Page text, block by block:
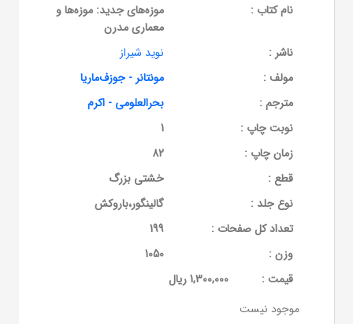
نام کتاب :
موزه‌های جدید: موزه‌ها و
معماری مدرن
ناشر :
نوید شیراز
مولف :
مونتانر - جوزف‌ماریا
مترجم :
بحرالعلومی - اکرم
نوبت چاپ :
1
زمان چاپ :
82
قطع :
خشتی بزرگ
نوع جلد :
گالینگور،باروکش
تعداد کل صفحات :
199
وزن :
1050
قيمت :
1,300,000 ریال
موجود نیست